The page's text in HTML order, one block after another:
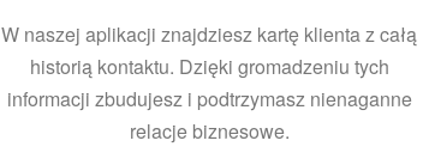
W naszej aplikacji znajdziesz kartę klienta z całą
historią kontaktu. Dzięki gromadzeniu tych
informacji zbudujesz i podtrzymasz nienaganne
relacje biznesowe.